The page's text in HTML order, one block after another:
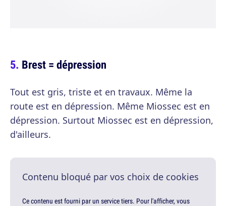
Brest = dépression
Tout est gris, triste et en travaux. Même la
route est en dépression. Même Miossec est en
dépression. Surtout Miossec est en dépression,
d'ailleurs.
Contenu bloqué par vos choix de cookies
Ce contenu est fourni par un service tiers. Pour l'afficher, vous